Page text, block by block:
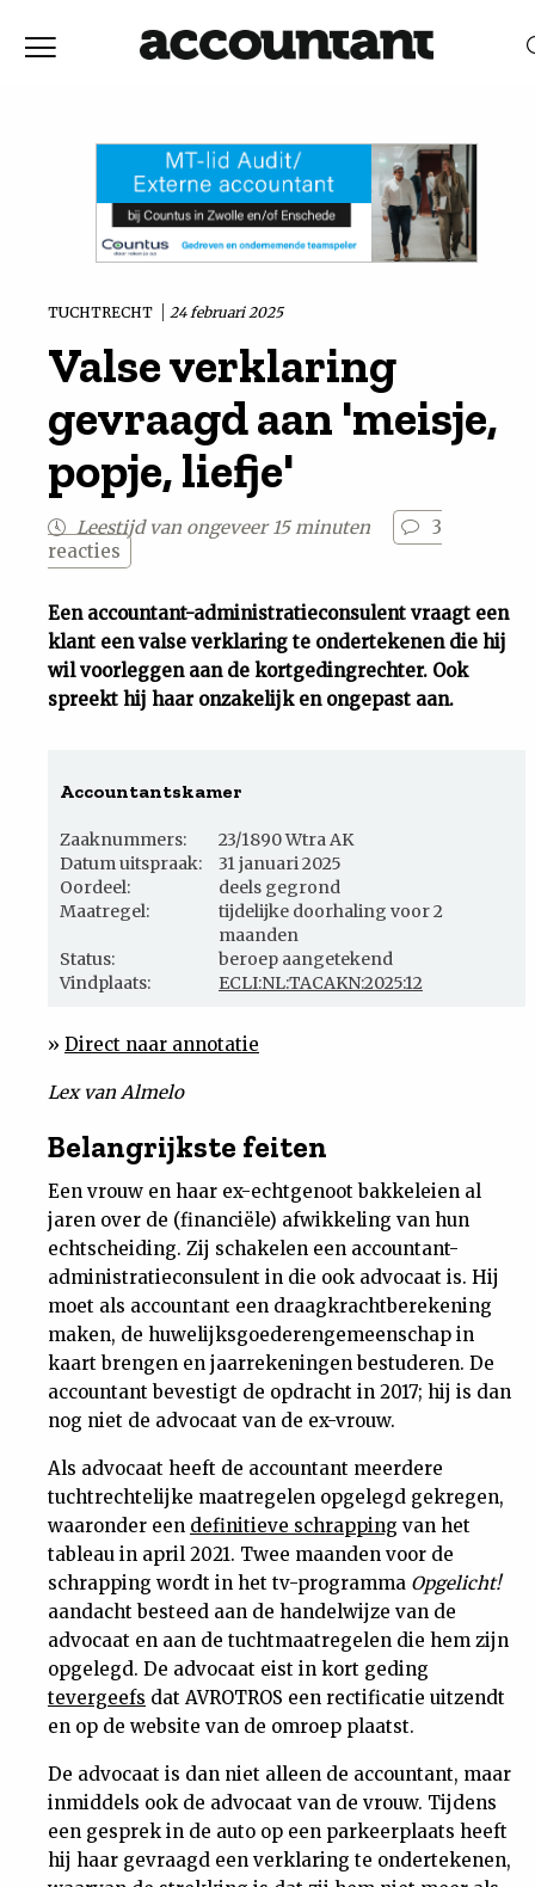
Discussie
Vaktechniek
Achtergrond
Uit
Feiten
Tuchtrecht
Magazine
Podcast
Dossiers
Nieuwsbrief
Contact
TUCHTRECHT 24 februari 2025
Valse verklaring
gevraagd aan 'meisje,
popje, liefje'
Leestijd van ongeveer 15 minuten
3
reacties
Een accountant-administratieconsulent vraagt een
klant een valse verklaring te ondertekenen die hij
wil voorleggen aan de kortgedingrechter. Ook
spreekt hij haar onzakelijk en ongepast aan.
Accountantskamer
Zaaknummers:
23/1890 Wtra AK
Datum uitspraak:
31 januari 2025
Oordeel:
deels gegrond
Maatregel:
tijdelijke doorhaling voor 2
maanden
Status:
beroep aangetekend
Vindplaats:
ECLI:NL:TACAKN:2025:12
» Direct naar annotatie
Lex van Almelo
Belangrijkste feiten
Een vrouw en haar ex-echtgenoot bakkeleien al
jaren over de (financiële) afwikkeling van hun
echtscheiding. Zij schakelen een accountant-
administratieconsulent in die ook advocaat is. Hij
moet als accountant een draagkrachtberekening
maken, de huwelijksgoederengemeenschap in
kaart brengen en jaarrekeningen bestuderen. De
accountant bevestigt de opdracht in 2017; hij is dan
nog niet de advocaat van de ex-vrouw.
Als advocaat heeft de accountant meerdere
tuchtrechtelijke maatregelen opgelegd gekregen,
waaronder een definitieve schrapping van het
tableau in april 2021. Twee maanden voor de
schrapping wordt in het tv-programma Opgelicht!
aandacht besteed aan de handelwijze van de
advocaat en aan de tuchtmaatregelen die hem zijn
opgelegd. De advocaat eist in kort geding
tevergeefs dat AVROTROS een rectificatie uitzendt
en op de website van de omroep plaatst.
De advocaat is dan niet alleen de accountant, maar
inmiddels ook de advocaat van de vrouw. Tijdens
een gesprek in de auto op een parkeerplaats heeft
hij haar gevraagd een verklaring te ondertekenen,
RELEVANTIEDATUM